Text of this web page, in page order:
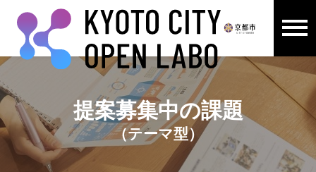
ここから本文です。
提案募集中の課題
（テーマ型）